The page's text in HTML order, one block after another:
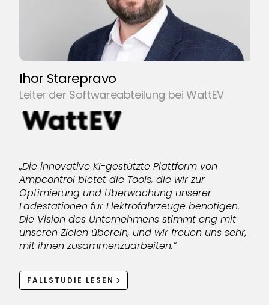
Ihor Starepravo
Leiter der Softwareabteilung bei WattEV
„Die innovative KI-gestützte Plattform von
Ampcontrol bietet die Tools, die wir zur
Optimierung und Überwachung unserer
Ladestationen für Elektrofahrzeuge benötigen.
Die Vision des Unternehmens stimmt eng mit
unseren Zielen überein, und wir freuen uns sehr,
mit ihnen zusammenzuarbeiten.“
FALLSTUDIE LESEN